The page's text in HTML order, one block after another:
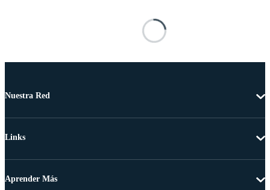
Nuestra Red
Links
Aprender Más